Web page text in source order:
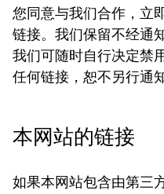
您同意与我们合作，立
链接。我们保留不经通
我们可随时自行决定禁
任何链接，恕不另行通知
本网站的链接
如果本网站包含由第三